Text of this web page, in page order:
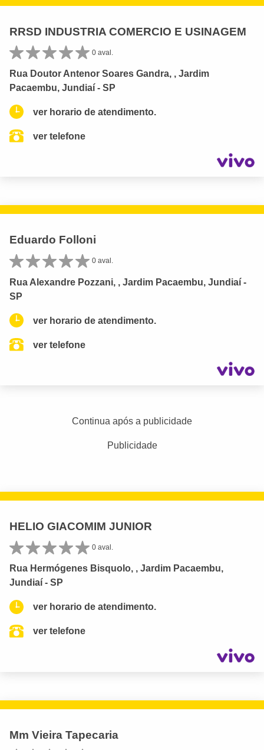
RRSD INDUSTRIA COMERCIO E USINAGEM
0 aval.
Rua Doutor Antenor Soares Gandra, , Jardim
Pacaembu, Jundiaí - SP
ver horario de atendimento.
ver telefone
Eduardo Folloni
0 aval.
Rua Alexandre Pozzani, , Jardim Pacaembu, Jundiaí -
SP
ver horario de atendimento.
ver telefone
Continua após a publicidade
Publicidade
HELIO GIACOMIM JUNIOR
0 aval.
Rua Hermógenes Bisquolo, , Jardim Pacaembu,
Jundiaí - SP
ver horario de atendimento.
ver telefone
Mm Vieira Tapecaria